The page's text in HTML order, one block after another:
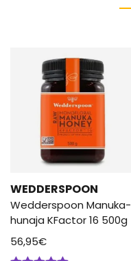
WEDDERSPOON
Wedderspoon Manuka-
hunaja KFactor 16 500g
56,95€